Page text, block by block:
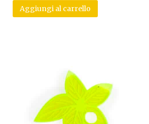
Aggiungi al carrello